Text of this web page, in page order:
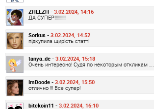
ZHEEZH - 3.02.2024, 14:16
ДА СУПЕР!!!!!!!!!!!!
Sorkus - 3.02.2024, 14:52
підкупила щирість статті
tanya_de - 3.02.2024, 15:18
Очень интересно! Судя по некоторым откликам ….
ImDoode - 3.02.2024, 15:50
отлично !!! Все супер!
bitckoin11 - 3.02.2024, 16:10